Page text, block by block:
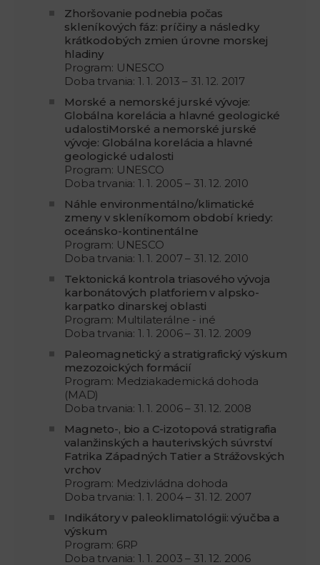
Zhoršovanie podnebia počas
skleníkových fáz: príčiny a následky
krátkodobých zmien úrovne morskej
hladiny
Program: UNESCO
Doba trvania: 1. 1. 2013 – 31. 12. 2017
Morské a nemorské jurské vývoje:
Globálna korelácia a hlavné geologické
udalostiMorské a nemorské jurské
vývoje: Globálna korelácia a hlavné
geologické udalosti
Program: UNESCO
Doba trvania: 1. 1. 2005 – 31. 12. 2010
Náhle environmentálno/klimatické
zmeny v skleníkomom období kriedy:
oceánsko-kontinentálne
Program: UNESCO
Doba trvania: 1. 1. 2007 – 31. 12. 2010
Tektonická kontrola triasového vývoja
karbonátových platforiem v alpsko-
karpatko dinarskej oblasti
Program: Multilaterálne - iné
Doba trvania: 1. 1. 2006 – 31. 12. 2009
Paleomagnetický a stratigrafický výskum
mezozoických formácií
Program: Medziakademická dohoda
(MAD)
Doba trvania: 1. 1. 2006 – 31. 12. 2008
Magneto-, bio a C-izotopová stratigrafia
valanžinských a hauterivských súvrství
Fatrika Západných Tatier a Strážovských
vrchov
Program: Medzivládna dohoda
Doba trvania: 1. 1. 2004 – 31. 12. 2007
Indikátory v paleoklimatológii: výučba a
výskum
Program: 6RP
Doba trvania: 1. 1. 2003 – 31. 12. 2006